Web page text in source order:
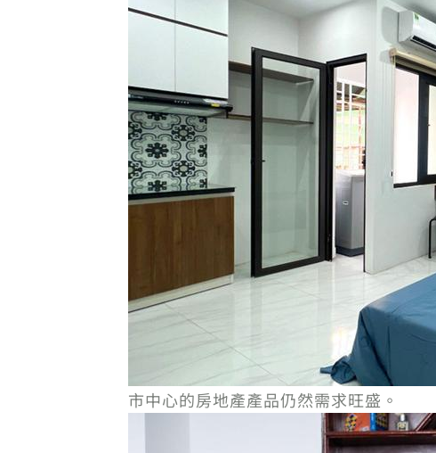
市中心的房地產產品仍然需求旺盛。